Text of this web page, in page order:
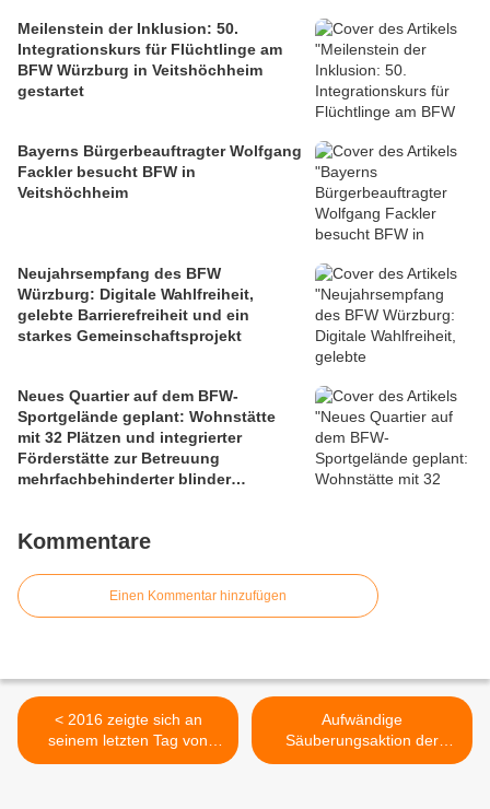
Meilenstein der Inklusion: 50.
Integrationskurs für Flüchtlinge am
BFW Würzburg in Veitshöchheim
gestartet
Bayerns Bürgerbeauftragter Wolfgang
Fackler besucht BFW in
Veitshöchheim
Neujahrsempfang des BFW
Würzburg: Digitale Wahlfreiheit,
gelebte Barrierefreiheit und ein
starkes Gemeinschaftsprojekt
Neues Quartier auf dem BFW-
Sportgelände geplant: Wohnstätte
mit 32 Plätzen und integrierter
Förderstätte zur Betreuung
mehrfachbehinderter blinder
Leuchtturmprojekt
Kommentare
Einen Kommentar hinzufügen
< 2016 zeigte sich an
seinem letzten Tag von
seiner schönsten Seite -
Aufwändige
Säuberungsaktion der
Entwässerungsgräben am